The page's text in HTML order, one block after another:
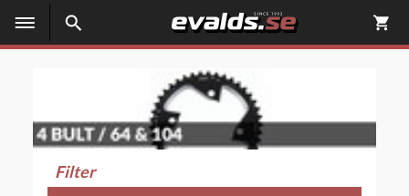
Filter